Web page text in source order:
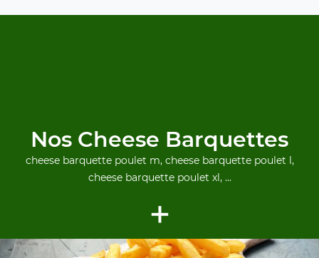
Nos Cheese Barquettes
cheese barquette poulet m, cheese barquette poulet l,
cheese barquette poulet xl, ...
+